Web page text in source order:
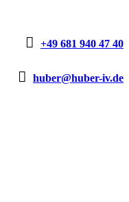
 +49 681 940 47 40
 huber@huber-iv.de